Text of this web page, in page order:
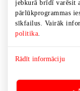
jebkurā brīdī varēsit
pārlūkprogrammas
sīkfailus. Vairāk
politika.
Rādīt informāciju
двери в мир
расцветить свои
открыты и
прекраснейших